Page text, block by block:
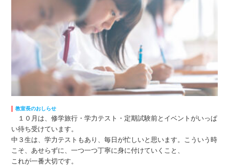
教室長のおしらせ
１０月は、修学旅行・学力テスト・定期試験前とイベントがいっぱ
い待ち受けています。
中３生は、学力テストもあり、毎日が忙しいと思います。こういう時
こそ、あせらずに、一つ一つ丁寧に身に付けていくこと、
これが一番大切です。